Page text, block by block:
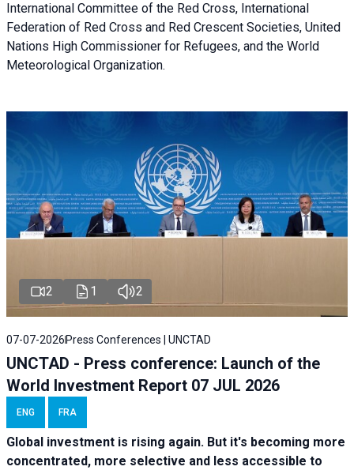
International Committee of the Red Cross, International
Federation of Red Cross and Red Crescent Societies, United
Nations High Commissioner for Refugees, and the World
Meteorological Organization.
2 1 2
07-07-2026 Press Conferences | UNCTAD
UNCTAD - Press conference: Launch of the
World Investment Report 07 JUL 2026
ENG FRA
Global investment is rising again. But it's becoming more
concentrated, more selective and less accessible to